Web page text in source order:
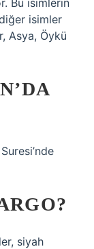
Bu isimlerin
isimler
Asya, Öykü
siyah